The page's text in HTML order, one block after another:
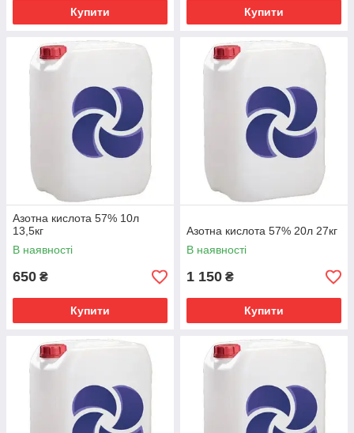
Купити Купити
Азотна кислота 57% 10л
13,5кг
В наявності
650 ₴
Купити
Азотна кислота 57% 20л 27кг
В наявності
1 150 ₴
Купити